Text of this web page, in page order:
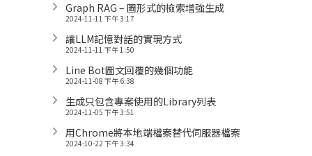
Graph RAG – 圖形式的檢索增強生成
2024-11-11 下午 3:17
讓LLM記憶對話的實現方式
2024-11-11 下午 1:50
Line Bot圖文回覆的幾個功能
2024-11-08 下午 6:38
生成只包含專案使用的Library列表
2024-11-05 下午 3:51
用Chrome將本地端檔案替代伺服器檔案
2024-10-22 下午 3:34